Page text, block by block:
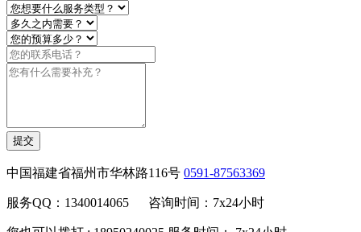
提交
中国福建省福州市华林路116号 0591-87563369
服务QQ：1340014065 咨询时间：7x24小时